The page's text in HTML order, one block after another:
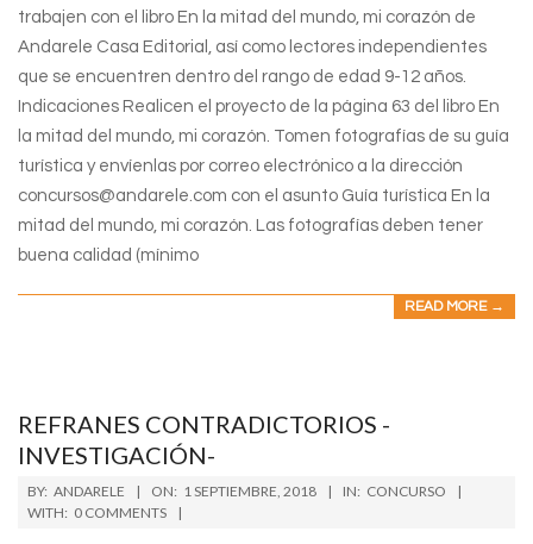
trabajen con el libro En la mitad del mundo, mi corazón de
Andarele Casa Editorial, así como lectores independientes
que se encuentren dentro del rango de edad 9-12 años.
Indicaciones Realicen el proyecto de la página 63 del libro En
la mitad del mundo, mi corazón. Tomen fotografías de su guía
turística y envíenlas por correo electrónico a la dirección
concursos@andarele.com con el asunto Guía turística En la
mitad del mundo, mi corazón. Las fotografías deben tener
buena calidad (mínimo
READ MORE →
REFRANES CONTRADICTORIOS -
INVESTIGACIÓN-
2018-
09-
BY: ANDARELE ON: 1 SEPTIEMBRE, 2018 IN: CONCURSO
WITH: 0 COMMENTS